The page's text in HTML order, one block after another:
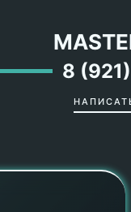
8